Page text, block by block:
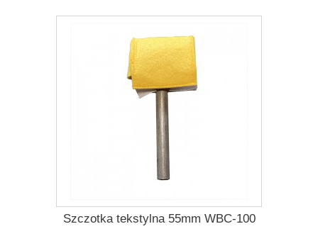
Szczotka tekstylna 55mm WBC-100